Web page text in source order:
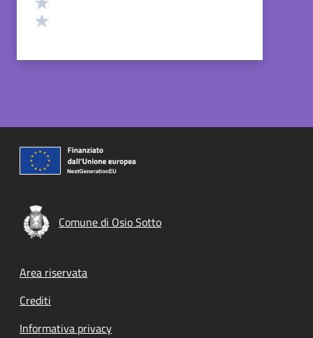
Comune di Osio Sotto
Footer menu
Area riservata
Crediti
Informativa privacy